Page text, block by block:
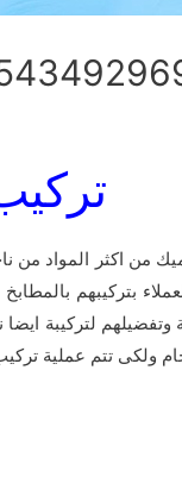
من اكثر المواد من
بتركيبهم
وتفضيلهم
ولكى تتم عملية